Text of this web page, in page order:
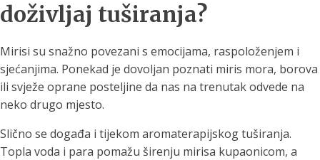
doživljaj tuširanja?
Mirisi su snažno povezani s emocijama, raspoloženjem i
sjećanjima. Ponekad je dovoljan poznati miris mora, borova
ili svježe oprane posteljine da nas na trenutak odvede na
neko drugo mjesto.
Slično se događa i tijekom aromaterapijskog tuširanja.
Topla voda i para pomažu širenju mirisa kupaonicom, a